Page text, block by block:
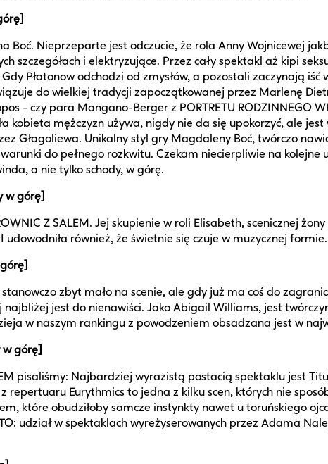
Boć. Nieprzeparte jest odczucie, że rola Anny Wojnicewej
szczegółach i elektryzujące. Przez cały spektakl aż kipi
Płatonow odchodzi od zmysłów, a pozostali zaczynają
do wielkiej tradycji zapoczątkowanej przez Marlenę
- czy para Mangano-Berger z PORTRETU RODZINNEGO
kobieta mężczyzn używa, nigdy nie da się upokorzyć, ale
Głagoliewa. Unikalny styl gry Magdaleny Boć, twórczo
warunki do pełnego rozkwitu. Czekam niecierpliwie na
a nie tylko schody, w górę.
w górę]
Z SALEM. Jej skupienie w roli Elisabeth, scenicznej
udowodniła również, że świetnie się czuje w muzycznej formie.
zbyt mało na scenie, ale gdy już ma coś do
najbliżej jest do nienawiści. Jako Abigail Williams, jest
w naszym rankingu z powodzeniem obsadzana jest w
górę]
pisaliśmy: Najbardziej wyrazistą postacią spektaklu jest
z repertuaru Eurythmics to jedna z kilku scen, których nie
które obudziłoby samcze instynkty nawet u toruńskiego
udział w spektaklach wyreżyserowanych przez Adama